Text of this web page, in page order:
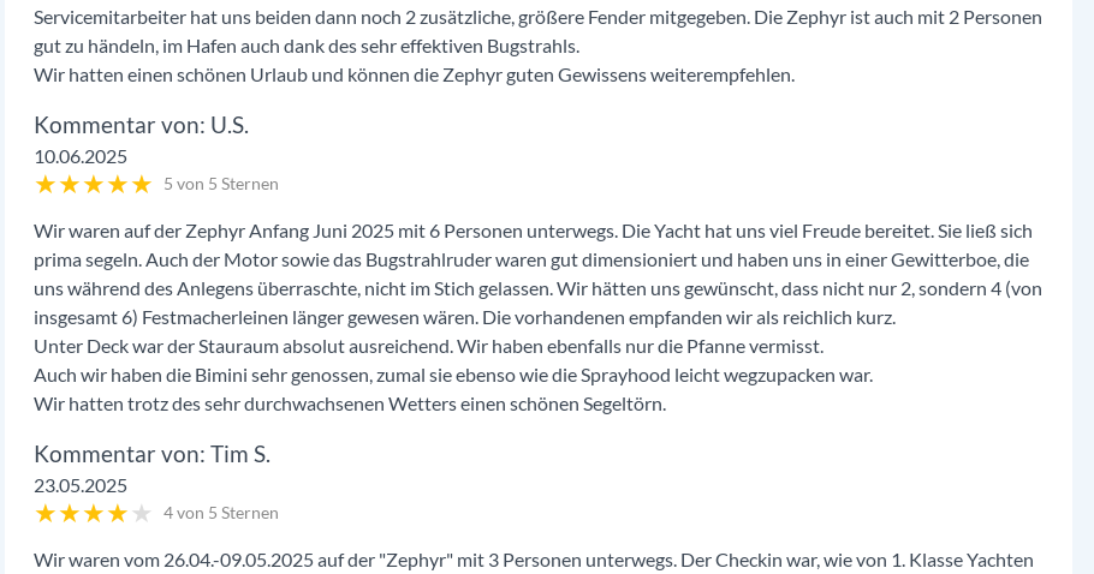
Servicemitarbeiter hat uns beiden dann noch 2 zusätzliche, größere Fender mitgegeben. Die Zephyr ist auch mit 2 Personen
gut zu händeln, im Hafen auch dank des sehr effektiven Bugstrahls.
Wir hatten einen schönen Urlaub und können die Zephyr guten Gewissens weiterempfehlen.
U.S.
10.06.2025
★★★★★ 5 von 5 Sternen
Wir waren auf der Zephyr Anfang Juni 2025 mit 6 Personen unterwegs. Die Yacht hat uns viel Freude bereitet. Sie ließ sich
prima segeln. Auch der Motor sowie das Bugstrahlruder waren gut dimensioniert und haben uns in einer Gewitterboe, die
uns während des Anlegens überraschte, nicht im Stich gelassen. Wir hätten uns gewünscht, dass nicht nur 2, sondern 4 (von
insgesamt 6) Festmacherleinen länger gewesen wären. Die vorhandenen empfanden wir als reichlich kurz.
Unter Deck war der Stauraum absolut ausreichend. Wir haben ebenfalls nur die Pfanne vermisst.
Auch wir haben die Bimini sehr genossen, zumal sie ebenso wie die Sprayhood leicht wegzupacken war.
Wir hatten trotz des sehr durchwachsenen Wetters einen schönen Segeltörn.
Tim S.
23.05.2025
★★★★★ 4 von 5 Sternen
Wir waren vom 26.04.-09.05.2025 auf der "Zephyr" mit 3 Personen unterwegs. Der Checkin war, wie von 1. Klasse Yachten